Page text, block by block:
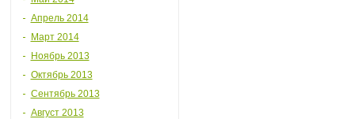
Апрель 2014
Март 2014
Ноябрь 2013
Октябрь 2013
Сентябрь 2013
Август 2013